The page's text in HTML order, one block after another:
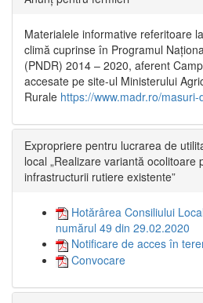
Materialele informative referitoare
climă cuprinse în Programul
(PNDR) 2014 – 2020, aferent
accesate pe site-ul Ministerului
Rurale https://www.madr.ro/
Expropriere pentru lucrarea de
local „Realizare variantă ocolitoare
infrastructurii rutiere existente”
Hotărârea Consiliului
numărul 49 din 29.02.2020
Notificare de acces în
Convocare